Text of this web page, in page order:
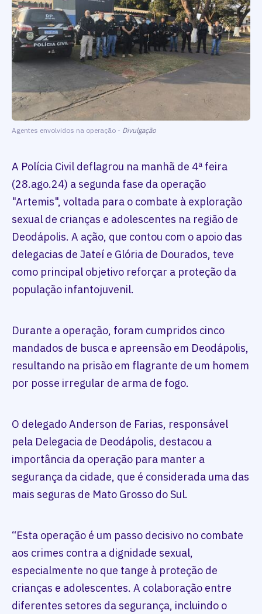
Agentes envolvidos na operação - Divulgação
A Polícia Civil deflagrou na manhã de 4ª feira
(28.ago.24) a segunda fase da operação
"Artemis", voltada para o combate à exploração
sexual de crianças e adolescentes na região de
Deodápolis. A ação, que contou com o apoio das
delegacias de Jateí e Glória de Dourados, teve
como principal objetivo reforçar a proteção da
população infantojuvenil.
Durante a operação, foram cumpridos cinco
mandados de busca e apreensão em Deodápolis,
resultando na prisão em flagrante de um homem
por posse irregular de arma de fogo.
O delegado Anderson de Farias, responsável
pela Delegacia de Deodápolis, destacou a
importância da operação para manter a
segurança da cidade, que é considerada uma das
mais seguras de Mato Grosso do Sul.
“Esta operação é um passo decisivo no combate
aos crimes contra a dignidade sexual,
especialmente no que tange à proteção de
crianças e adolescentes. A colaboração entre
diferentes setores da segurança, incluindo o